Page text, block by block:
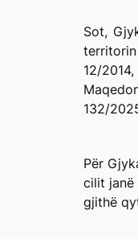
Sot,
12/
132/
Për
cilit janë
gjithë